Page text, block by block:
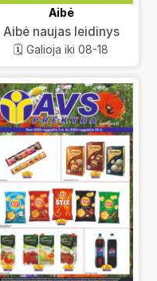
Aibė
Aibė naujas leidinys
🗓️ Galioja iki 08-18